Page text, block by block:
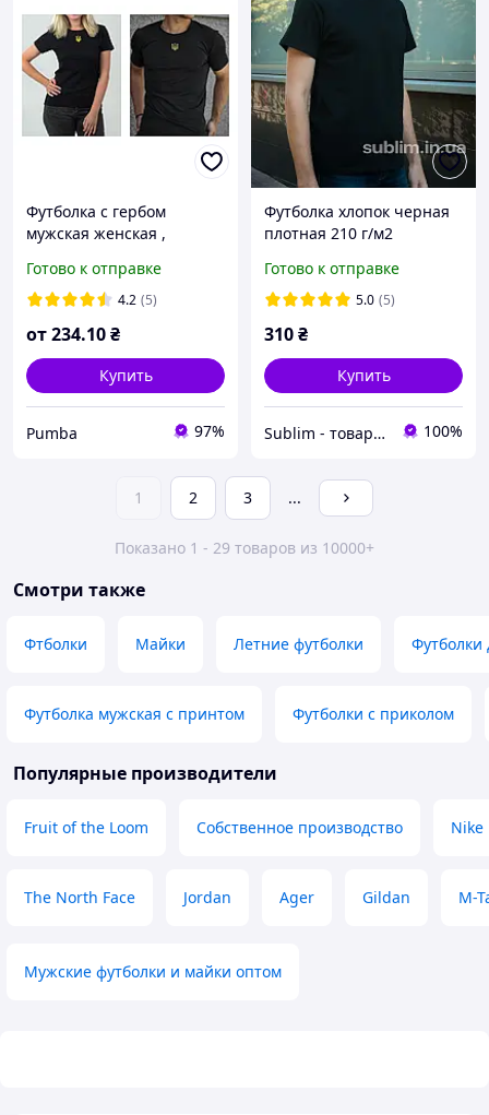
Футболка с гербом
мужская женская ,
с гербом флагом Украины
S - 9XL
Готово к отправке
4.2 (5)
от234.10₴
Купить
Pumba 97%
Футболка хлопок черная
плотная 210 г/м2
Готово к отправке
5.0 (5)
310₴
Купить
Sublim - товары для брендинга, рекламы и сувениров 100%
1 2 3 ...
Показано 1 - 29 товаров из 10000+
Смотри также
Фтболки Майки Летние футболки Футболки
Футболка мужская с принтом Футболки с приколом
Популярные производители
Fruit of the Loom Собственное производство Nike
The North Face Jordan Ager Gildan M-
Мужские футболки и майки оптом